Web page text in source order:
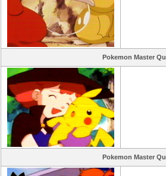
Pokemon Master
Pokemon Master